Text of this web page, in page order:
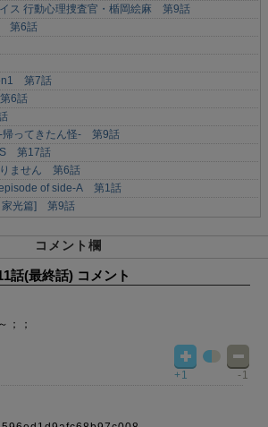
ス 行動心理捜査官・楯岡絵麻 第9話
第6話
第7話
6話
帰ってきたん怪- 第9話
S 第17話
りません 第6話
of side-A 第1話
家光篇] 第9話
コメント欄
話(最終話) コメント
；；
+1 -1